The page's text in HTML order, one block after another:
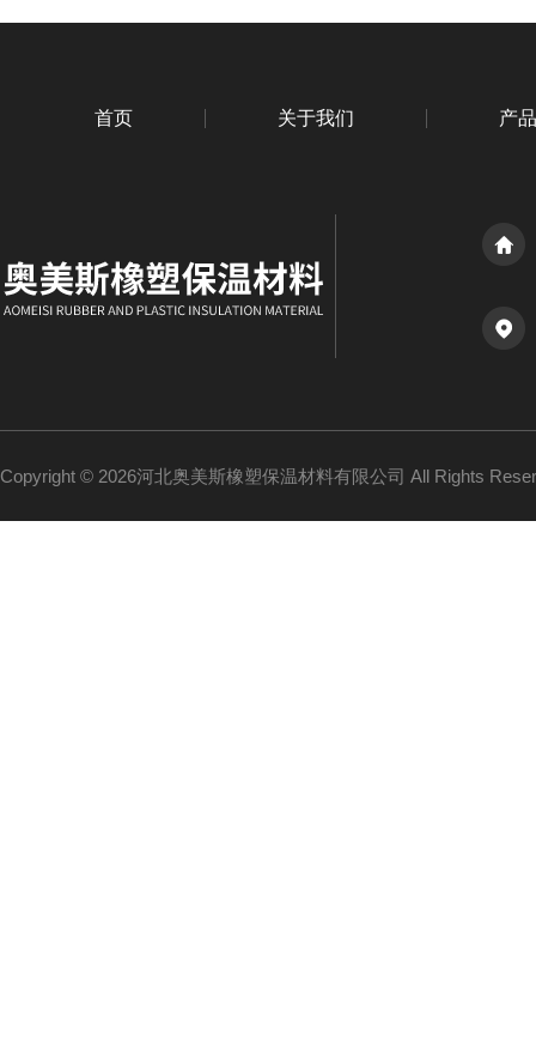
首页 关于我们 产
Copyright © 2026河北奥美斯橡塑保温材料有限公司 All Rights